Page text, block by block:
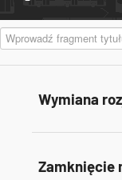
Wprowadź fragment tytułu
Wymiana
Zamknięcie